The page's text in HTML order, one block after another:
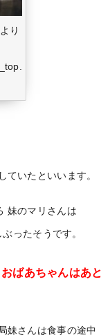
り
ていたといいます。
妹のマリさんは
ぶったそうです。
おばあちゃんはあと
妹さんは食事の途中